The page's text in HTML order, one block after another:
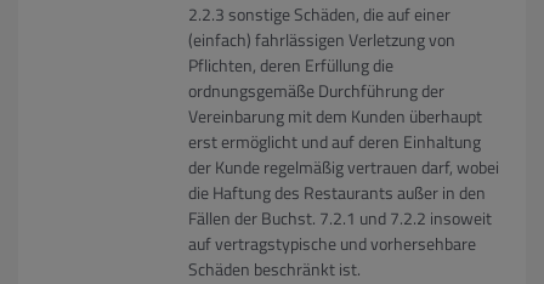
sonstige Schäden, die auf einer
(einfach) fahrlässigen Verletzung von
Pflichten, deren Erfüllung die
ordnungsgemäße Durchführung der
Vereinbarung mit dem Kunden überhaupt
erst ermöglicht und auf deren Einhaltung
der Kunde regelmäßig vertrauen darf, wobei
die Haftung des Restaurants außer in den
Fällen der Buchst. 7.2.1 und 7.2.2 insoweit
auf vertragstypische und vorhersehbare
Schäden beschränkt ist.